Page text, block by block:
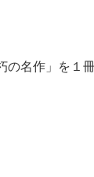
の名作」を１